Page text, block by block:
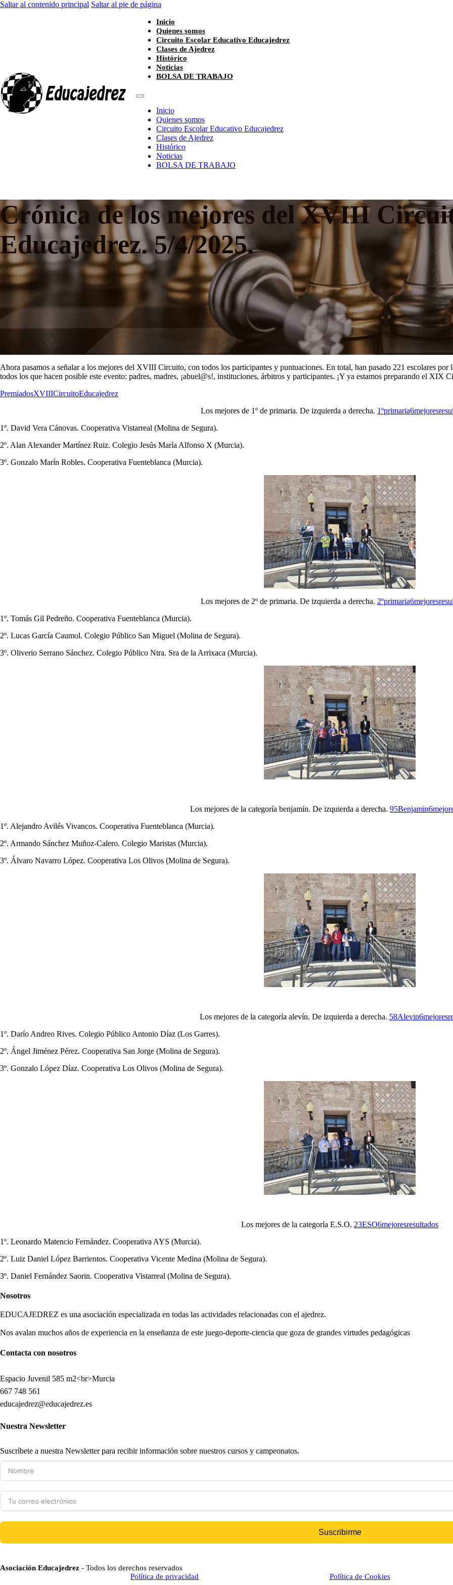
Saltar al contenido principal Saltar al pie de página
Inicio
Quienes somos
Circuito Escolar Educativo Educajedrez
Clases de Ajedrez
Histórico
Noticias
BOLSA DE TRABAJO
Inicio
Quienes somos
Circuito Escolar Educativo Educajedrez
Clases de Ajedrez
Histórico
Noticias
BOLSA DE TRABAJO
Crónica de los mejores del XVIII
Educajedrez. 5/4/2025.
Ahora pasamos a señalar a los mejores del XVIII Circuito, con todos los participantes y puntuaciones. En total, han pasado 221 escolares
todos los que hacen posible este evento: padres, madres, ¡abuel@s!, instituciones, árbitros y participantes. ¡Y ya estamos preparando el XIX
PremiadosXVIIICircuitoEducajedrez
Los mejores de 1º de primaria. De izquierda a derecha.
1º. David Vera Cánovas. Cooperativa Vistarreal (Molina de Segura).
2º. Alan Alexander Martínez Ruiz. Colegio Jesús María Alfonso X (Murcia).
3º. Gonzalo Marín Robles. Cooperativa Fuenteblanca (Murcia).
Los mejores de 2º de primaria. De izquierda a derecha.
1º. Tomás Gil Pedreño. Cooperativa Fuenteblanca (Murcia).
2º. Lucas García Caumol. Colegio Público San Miguel (Molina de Segura).
3º. Oliverio Serrano Sánchez. Colegio Público Ntra. Sra de la Arrixaca (Murcia).
Los mejores de la categoría benjamín. De izquierda a derecha.
1º. Alejandro Avilés Vivancos. Cooperativa Fuenteblanca (Murcia).
2º. Armando Sánchez Muñoz-Calero. Colegio Maristas (Murcia).
3º. Álvaro Navarro López. Cooperativa Los Olivos (Molina de Segura).
Los mejores de la categoría alevín. De izquierda a derecha.
1º. Darío Andreo Rives. Colegio Público Antonio Díaz (Los Garres).
2º. Ángel Jiménez Pérez. Cooperativa San Jorge (Molina de Segura).
3º. Gonzalo López Díaz. Cooperativa Los Olivos (Molina de Segura).
Los mejores de la categoría E.S.O. 23ESO6mejoresresultados
1º. Leonardo Matencio Fernández. Cooperativa AYS (Murcia).
2º. Luiz Daniel López Barrientos. Cooperativa Vicente Medina (Molina de Segura).
3º. Daniel Fernández Saorin. Cooperativa Vistarreal (Molina de Segura).
Nosotros
EDUCAJEDREZ es una asociación especializada en todas las actividades relacionadas con el ajedrez.
Nos avalan muchos años de experiencia en la enseñanza de este juego-deporte-ciencia que goza de grandes virtudes pedagógicas
Contacta con nosotros
Espacio Juvenil 585 m2<br>Murcia
667 748 561
educajedrez@educajedrez.es
Nuestra Newsletter
Suscríbete a nuestra Newsletter para recibir información sobre nuestros cursos y campeonatos.
Suscribirme
Asociación Educajedrez - Todos los derechos reservados
Política de privacidad
Política de Cookies